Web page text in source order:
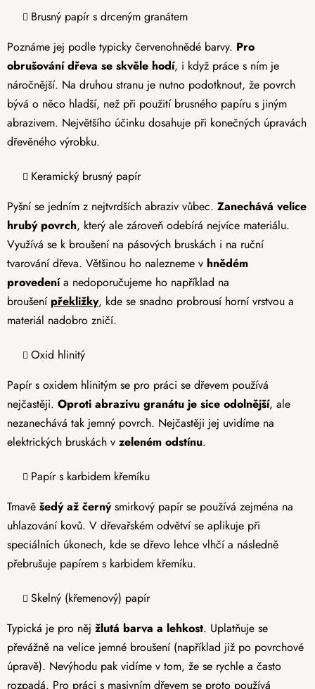
Brusný papír s drceným granátem
Poznáme jej podle typicky červenohnědé barvy. Pro
obrušování dřeva se skvěle hodí, i když práce s ním je
náročnější. Na druhou stranu je nutno podotknout, že povrch
bývá o něco hladší, než při použití brusného papíru s jiným
abrazivem. Největšího účinku dosahuje při konečných úpravách
dřevěného výrobku.
Keramický brusný papír
Pyšní se jedním z nejtvrdších abraziv vůbec. Zanechává velice
hrubý povrch, který ale zároveň odebírá nejvíce materiálu.
Využívá se k broušení na pásových bruskách i na ruční
tvarování dřeva. Většinou ho nalezneme v hnědém
provedení a nedoporučujeme ho například na
broušení překližky, kde se snadno probrousí horní vrstvou a
materiál nadobro zničí.
Oxid hlinitý
Papír s oxidem hlinitým se pro práci se dřevem používá
nejčastěji. Oproti abrazivu granátu je sice odolnější, ale
nezanechává tak jemný povrch. Nejčastěji jej uvidíme na
elektrických bruskách v zeleném odstínu.
Papír s karbidem křemíku
Tmavě šedý až černý smirkový papír se používá zejména na
uhlazování kovů. V dřevařském odvětví se aplikuje při
speciálních úkonech, kde se dřevo lehce vlhčí a následně
přebrušuje papírem s karbidem křemíku.
Skelný (křemenový) papír
Typická je pro něj žlutá barva a lehkost. Uplatňuje se
převážně na velice jemné broušení (například již po povrchové
úpravě). Nevýhodu pak vidíme v tom, že se rychle a často
rozpadá. Pro práci s masivním dřevem se proto používá